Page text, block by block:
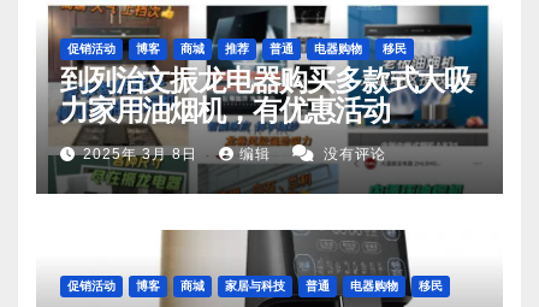
促销活动 博客 商城 推荐 普通 电器购物 移民
到列治文振龙电器购买多款式大吸
力家用油烟机，有优惠活动
2025年 3月 8日 编辑 没有评论
促销活动 博客 商城 家居与科技 普通 电器购物 移民